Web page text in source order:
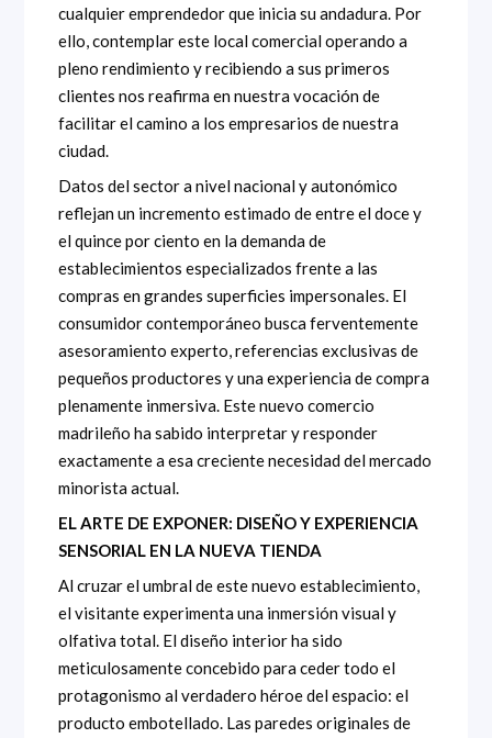
cualquier emprendedor que inicia su andadura. Por
ello, contemplar este local comercial operando a
pleno rendimiento y recibiendo a sus primeros
clientes nos reafirma en nuestra vocación de
facilitar el camino a los empresarios de nuestra
ciudad.
Datos del sector a nivel nacional y autonómico
reflejan un incremento estimado de entre el doce y
el quince por ciento en la demanda de
establecimientos especializados frente a las
compras en grandes superficies impersonales. El
consumidor contemporáneo busca ferventemente
asesoramiento experto, referencias exclusivas de
pequeños productores y una experiencia de compra
plenamente inmersiva. Este nuevo comercio
madrileño ha sabido interpretar y responder
exactamente a esa creciente necesidad del mercado
minorista actual.
EL ARTE DE EXPONER: DISEÑO Y EXPERIENCIA
SENSORIAL EN LA NUEVA TIENDA
Al cruzar el umbral de este nuevo establecimiento,
el visitante experimenta una inmersión visual y
olfativa total. El diseño interior ha sido
meticulosamente concebido para ceder todo el
protagonismo al verdadero héroe del espacio: el
producto embotellado. Las paredes originales de